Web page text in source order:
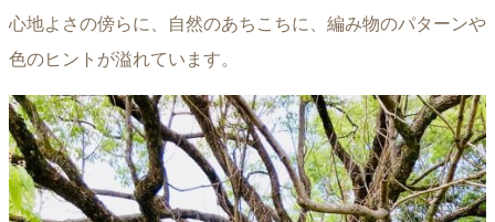
心地よさの傍らに、自然のあちこちに、編み物のパターンや
色のヒントが溢れています。